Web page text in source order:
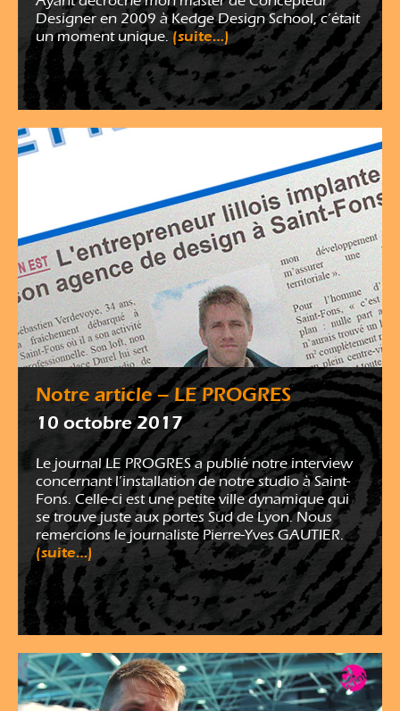
Designer en 2009 à Kedge Design School, c’était
un moment unique. (suite…)
Notre article – LE PROGRES
10 octobre 2017
Le journal LE PROGRES a publié notre interview
concernant l’installation de notre studio à Saint-
Fons. Celle-ci est une petite ville dynamique qui
se trouve juste aux portes Sud de Lyon. Nous
remercions le journaliste Pierre-Yves GAUTIER.
(suite…)